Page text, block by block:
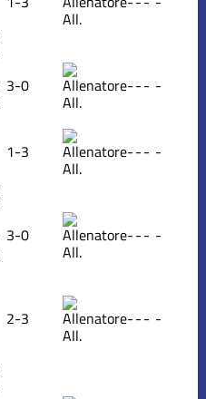
All.
3-0
All.
--- -
1-3
All.
--- -
3-0
All.
--- -
2-3
All.
--- -